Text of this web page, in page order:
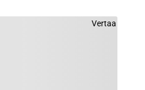
Yhtiökokouskutsut
Vertaa